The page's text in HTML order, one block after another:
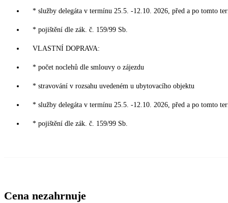
* služby delegáta v termínu 25.5. -12.10. 2026, před a po tomto
* pojištění dle zák. č. 159/99 Sb.
VLASTNÍ DOPRAVA:
* počet noclehů dle smlouvy o zájezdu
* stravování v rozsahu uvedeném u ubytovacího objektu
* služby delegáta v termínu 25.5. -12.10. 2026, před a po tomto
* pojištění dle zák. č. 159/99 Sb.
Cena nezahrnuje